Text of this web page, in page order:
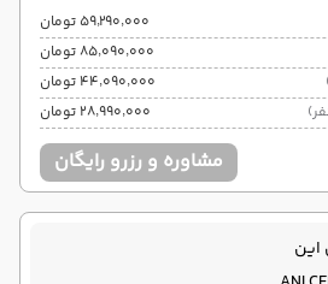
۵۹٬۲۹۰٬۰۰۰ تومان
۸۵٬۰۹۰٬۰۰۰ تومان
۴۴٬۰۹۰٬۰۰۰ تومان
۲۸٬۹۹۰٬۰۰۰ تومان
مشاوره و رزرو رایگان
این